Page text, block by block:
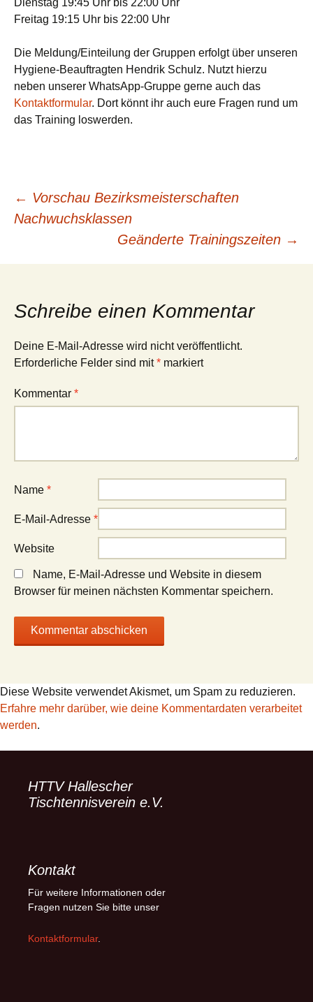
Dienstag 19:45 Uhr bis 22:00 Uhr
Freitag 19:15 Uhr bis 22:00 Uhr
Die Meldung/Einteilung der Gruppen erfolgt über unseren
Hygiene-Beauftragten Hendrik Schulz. Nutzt hierzu
neben unserer WhatsApp-Gruppe gerne auch das
Kontaktformular. Dort könnt ihr auch eure Fragen rund um
das Training loswerden.
Beitrags-
Navigation
← Vorschau Bezirksmeisterschaften
Nachwuchsklassen
Geänderte Trainingszeiten →
Schreibe einen Kommentar
Deine E-Mail-Adresse wird nicht veröffentlicht.
Erforderliche Felder sind mit* markiert
Kommentar *
Name *
E-Mail-Adresse *
Website
Name, E-Mail-Adresse und Website in diesem
Browser für meinen nächsten Kommentar speichern.
Diese Website verwendet Akismet, um Spam zu reduzieren.
Erfahre mehr darüber, wie deine Kommentardaten verarbeitet
werden.
HTTV Hallescher
Tischtennisverein e.V.
Kontakt
Für weitere Informationen oder
Fragen nutzen Sie bitte unser
Kontaktformular.